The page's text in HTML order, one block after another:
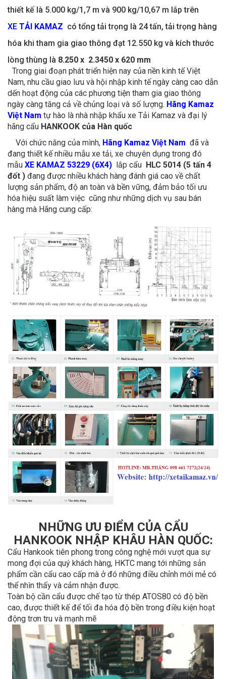
thiết kế là 5.000 kg/1,7 m và 900 kg/10,67 m lắp trên
XE TẢI KAMAZ có tổng tải trọng là 24 tấn, tải trọng hàng
hóa khi tham gia giao thông đạt 12.550 kg và kích thước
lòng thùng là 8.250 x 2.3450 x 620 mm
Trong giai đoạn phát triển hiện nay của nền kinh tế Việt
Nam, nhu cầu giao lưu và hội nhập kinh tế ngày càng cao dẫn
dến hoạt động của các phương tiện tham gia giao thông
ngày càng tăng cả về chủng loại và số lượng. Hãng Kamaz
Việt Nam tự hào là nhà nhập khẩu xe Tải Kamaz và đại lý
hãng cẩu HANKOOK của Hàn quốc
Với chức năng của mình, Hãng Kamaz Việt Nam đã và
đang thiết kế nhiều mẫu xe tải, xe chuyên dụng trong đó
mẫu XE KAMAZ 53229 (6X4) lắp cẩu HLC 5014 (5 tấn 4
đốt ) đang được nhiều khách hàng đánh giá cao về chất
lượng sản phẩm, độ an toàn và bền vững, đảm bảo tối ưu
hóa hiệu suất làm việc cũng như những dịch vụ sau bán
hàng mà Hãng cung cấp:
NHỮNG ƯU ĐIỂM CỦA CẨU
HANKOOK NHẬP KHÂU HÀN QUỐC:
Cẩu Hankook tiên phong trong công nghệ mới vượt qua sự
mong đợi của quý khách hàng, HKTC mang tới những sản
phẩm cần cẩu cao cấp mà ở đó những điều chỉnh mới mẻ có
thể nhìn thấy và cảm nhận được.
Toàn bộ cần cẩu được chế tạo từ thép ATOS80 có độ bền
cao, được thiết kế để tối đa hóa độ bền trong điều kiện hoạt
động trơn tru và mạnh mẽ